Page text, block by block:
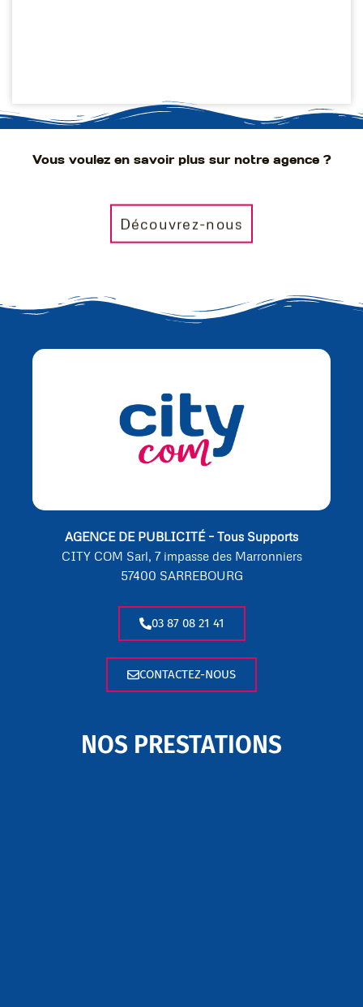
Vous voulez en savoir plus sur notre agence ?
Découvrez-nous
AGENCE DE PUBLICITÉ – Tous Supports
CITY COM Sarl, 7 impasse des Marronniers
57400 SARREBOURG
03 87 08 21 41
CONTACTEZ-NOUS
NOS PRESTATIONS